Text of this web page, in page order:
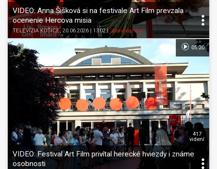
VIDEO: Anna Šišková si na festivale Art Film prevzala
ocenenie Hercova misia
TELEVÍZIA KOŠICE, 20.06.2026 | 13:02|Spravodajstvo
VIDEO: Festival Art Film privítal herecké hviezdy i známe
osobnosti
417
videní
05:20